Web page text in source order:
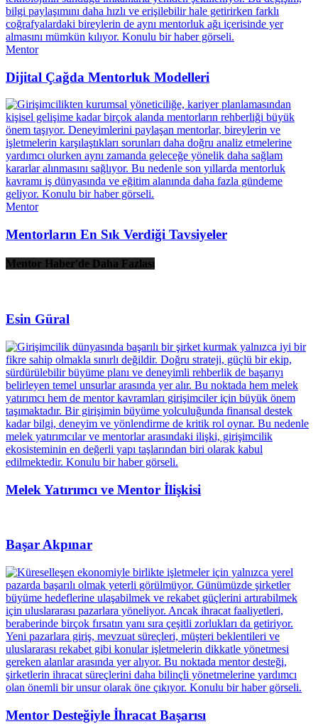
Mentor
Dijital Çağda Mentorluk Modelleri
Mentor
Mentorların En Sık Verdiği Tavsiyeler
Mentor Haber'de Daha Fazlası
Esin Güral
Melek Yatırımcı ve Mentor İlişkisi
Başar Akpınar
Mentor Desteğiyle İhracat Başarısı